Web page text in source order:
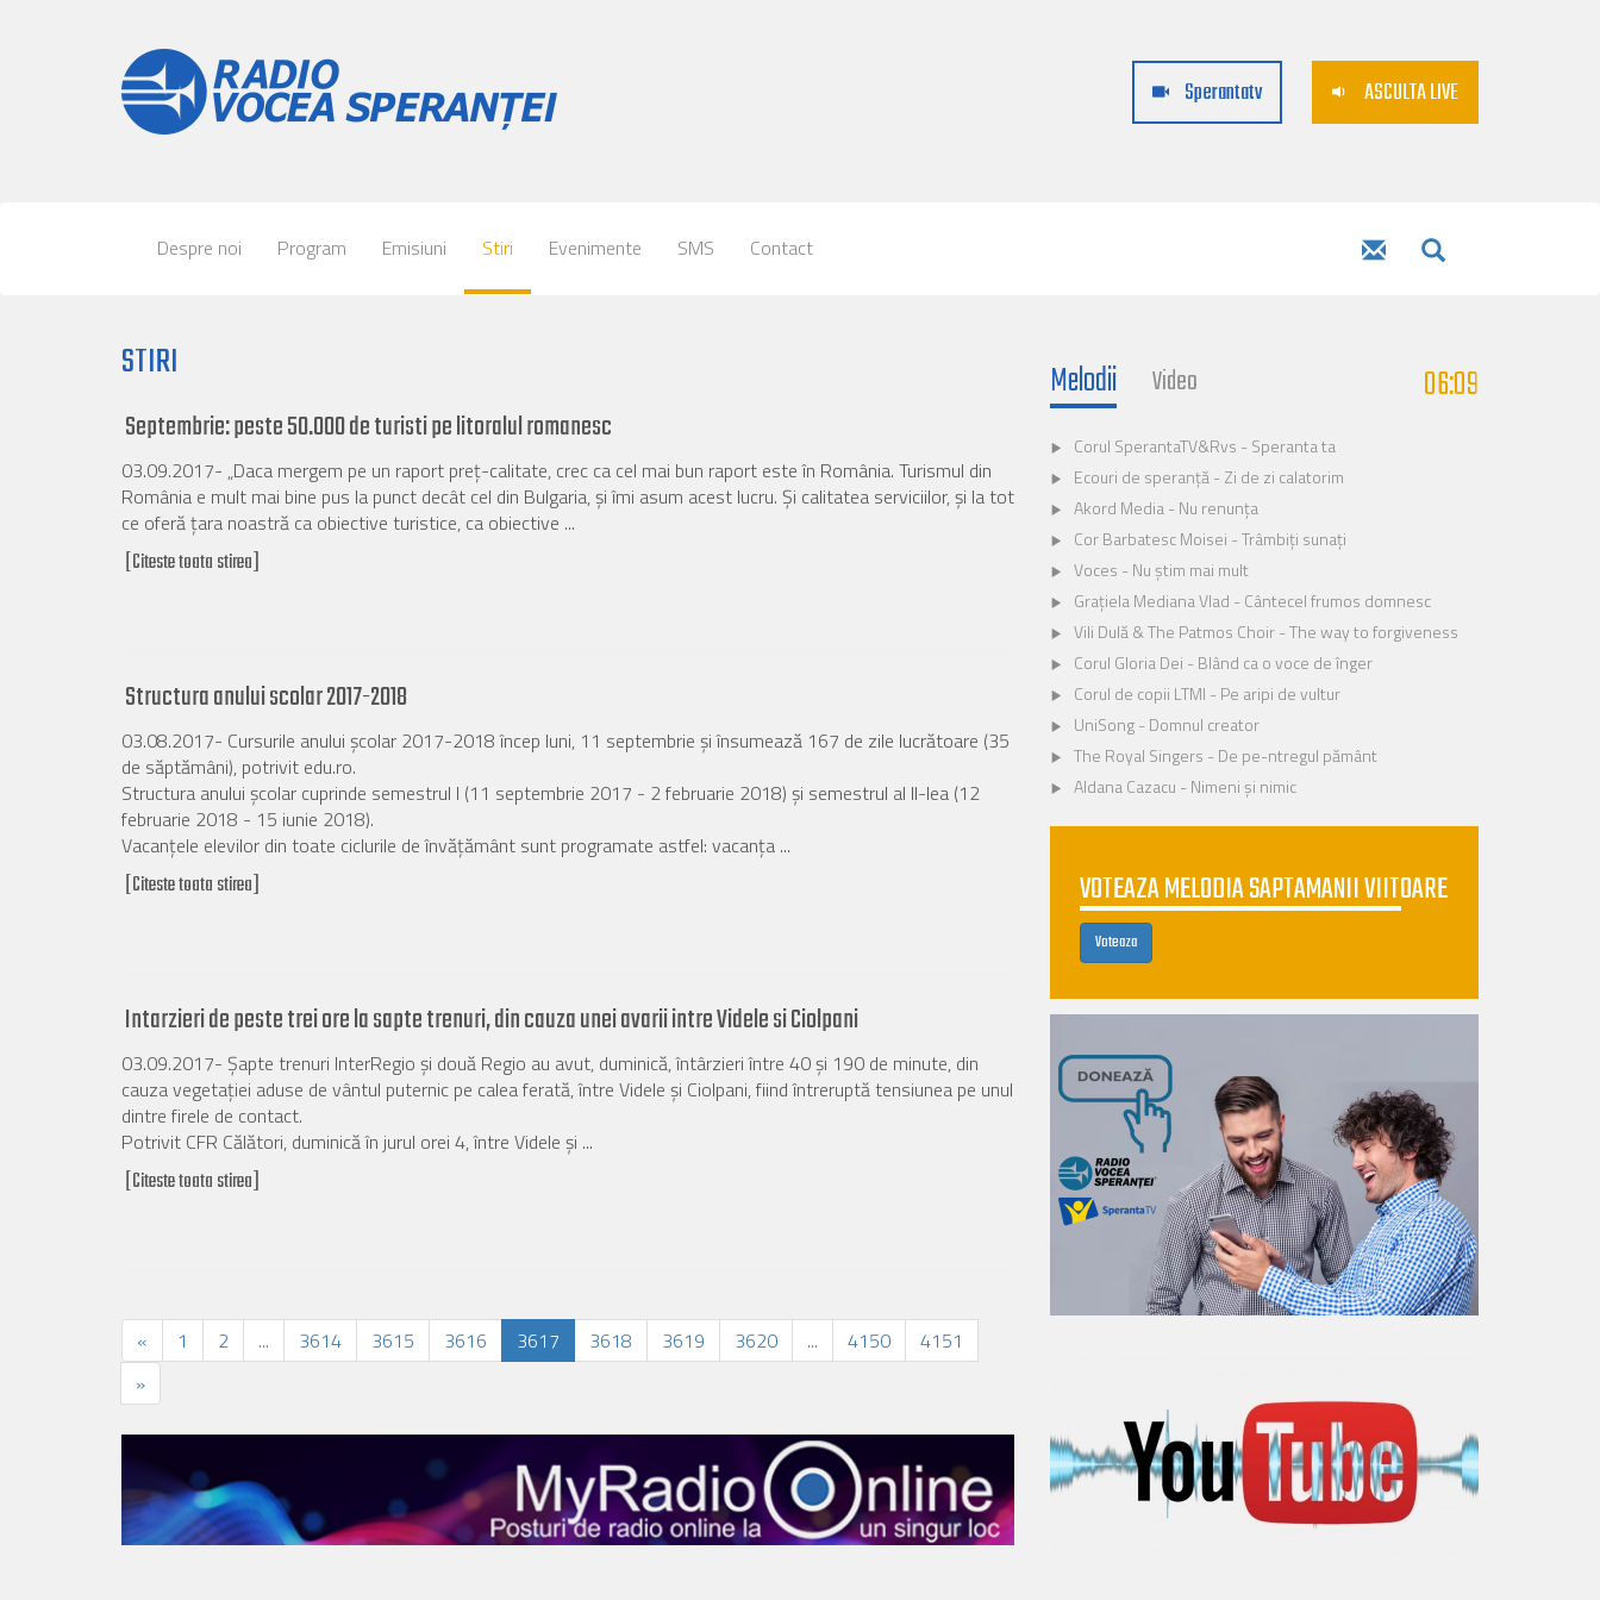
ASCULTA LIVE
Sperantatv
Despre noi Program Emisiuni Stiri Evenimente SMS Contact
STIRI
Septembrie: peste 50.000 de turisti pe litoralul romanesc
03.09.2017- „Daca mergem pe un raport preț-calitate, crec ca cel mai bun raport este în România. Turismul din
România e mult mai bine pus la punct decât cel din Bulgaria, și îmi asum acest lucru. Și calitatea serviciilor, și la tot
ce oferă țara noastră ca obiective turistice, ca obiective ...
[Citeste toata stirea]
Structura anului scolar 2017-2018
03.08.2017- Cursurile anului şcolar 2017-2018 încep luni, 11 septembrie și însumează 167 de zile lucrătoare (35
de săptămâni), potrivit edu.ro.
Structura anului școlar cuprinde semestrul I (11 septembrie 2017 - 2 februarie 2018) şi semestrul al II-lea (12
februarie 2018 - 15 iunie 2018).
Vacanţele elevilor din toate ciclurile de învățământ sunt programate astfel: vacanţa ...
[Citeste toata stirea]
Intarzieri de peste trei ore la sapte trenuri, din cauza unei avarii intre Videle si Ciolpani
03.09.2017- Şapte trenuri InterRegio şi două Regio au avut, duminică, întârzieri între 40 şi 190 de minute, din
cauza vegetaţiei aduse de vântul puternic pe calea ferată, între Videle şi Ciolpani, fiind întreruptă tensiunea pe unul
dintre firele de contact.
Potrivit CFR Călători, duminică în jurul orei 4, între Videle şi ...
[Citeste toata stirea]
« 1 2 ... 3614 3615 3616 3617 3618 3619 3620 ... 4150
4151
»
Melodii Video 06:09
Corul SperantaTV&Rvs - Speranta ta
Ecouri de speranță - Zi de zi calatorim
Akord Media - Nu renunța
Cor Barbatesc Moisei - Trâmbiți sunați
Voces - Nu știm mai mult
Grațiela Mediana Vlad - Cântecel frumos domnesc
Vili Dulă & The Patmos Choir - The way to forgiveness
Corul Gloria Dei - Blând ca o voce de înger
Corul de copii LTMI - Pe aripi de vultur
UniSong - Domnul creator
The Royal Singers - De pe-ntregul pământ
Aldana Cazacu - Nimeni și nimic
VOTEAZA MELODIA SAPTAMANII VIITOARE
Voteaza